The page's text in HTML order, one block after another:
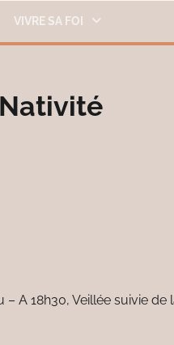
VIVRE SA FOI
A 18h30, Veillée suivie de